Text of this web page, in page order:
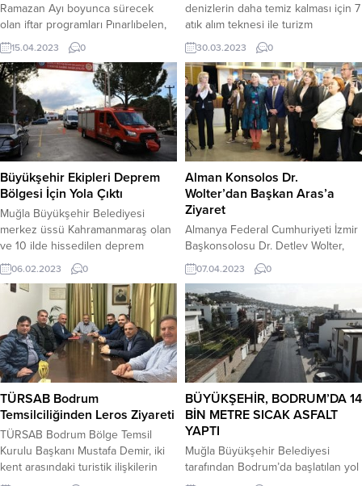
Ramazan Ayı boyunca sürecek
olan iftar programları Pınarlıbelen,
Çamlık, Gökpınar ve Mazı-
Armutçuk’tadevam etti. Aynı anda 4
ayrı mahallede düzenlenen iftar
programına, Bodrum Belediyesi
Başkan Vekili Emel Çakaloğlu, CHP
Muğla Milletvekili adayı Süreyya
Öneş Derici, CHP Bodrum İlçe
Başkanı Başar Bıyıklı, CHP Kadın
Kolları Başkanı Umut Anıl
Özdoğan...
15.04.2023 0
denizlerin daha temiz kalması için 7
atık alım teknesi ile turizm
sezonuna hazırlanıyor. Bakıma
alınan tekneler Mayıs ayı itibariyle
atık ve sintineleri toplayamaya
başlayacak. Muğla Büyükşehir
Belediyesinin 7 atık alım teknesi
turizm sezonu öncesi bakıma alındı.
Mavi yolculuğun uğrak noktası,
Avrupa ve Türkiye’nin en önemli
turizm merkezlerinden...
30.03.2023 0
Büyükşehir Ekipleri Deprem
Bölgesi İçin Yola Çıktı
Muğla Büyükşehir Belediyesi
merkez üssü Kahramanmaraş olan
ve 10 ilde hissedilen deprem
sonrası 20 personel, iki tam
donanımlı sismik arama kurtarma
görüntüleme cihazı olan AKS ve
iaşe araçlarını deprem bölgesine
gönderdi. 6 Şubat 2023 sabaha
karşı 04.17 sıralarında merkez üssü
Kahramanmaraş Pazarcık olarak
meydana gelen ve 10 ilde
hissedilen deprem...
06.02.2023 0
Alman Konsolos Dr.
Wolter’dan Başkan Aras’a
Ziyaret
Almanya Federal Cumhuriyeti İzmir
Başkonsolosu Dr. Detlev Wolter,
Bodrum Belediye Başkanı Ahmet
Aras’ı makamında ziyaret etti.
Bodrum Belediyesi Başkanlık
Makamında gerçekleşen ziyarete
Almanya Federal Cumhuriyeti
Muğla Fahri Konsolosu Gülay
Kaman Kaplanda eşlik ederken
Başkan Aras, ziyarette
Başkonsolos Dr. Wolter’a Bodrum
tarihi ve ekonomik geçmişi
hakkında bilgiler verdi. Bodrum’da
süngerciliğin geçmişi...
07.04.2023 0
TÜRSAB Bodrum
Temsilciliğinden Leros Ziyareti
TÜRSAB Bodrum Bölge Temsil
Kurulu Başkanı Mustafa Demir, iki
kent arasındaki turistik ilişkilerin
güçlendirilmesi için ziyaretlerde
BÜYÜKŞEHİR, BODRUM’DA 14
BİN METRE SICAK ASFALT
YAPTI
Muğla Büyükşehir Belediyesi
tarafından Bodrum’da başlatılan yol
çalışmaları kapsamında şuana kadar